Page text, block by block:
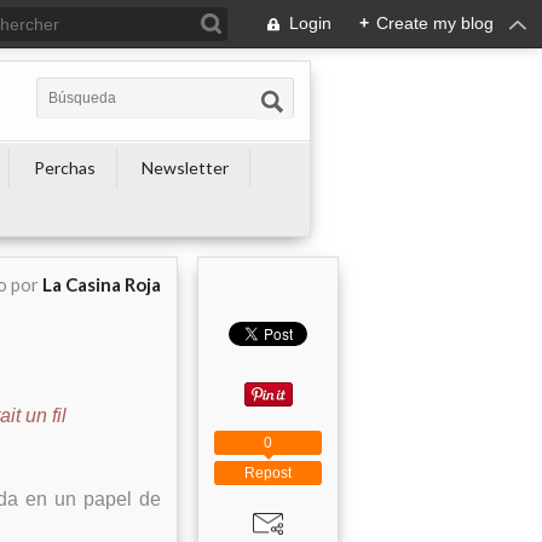
Login + Create my blog
Perchas Newsletter
por La Casina Roja
un fil
en un papel de
Repost
0